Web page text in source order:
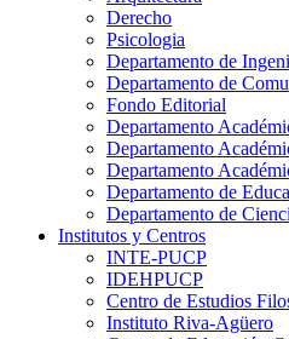
Derecho
Psicologia
Departamento de
Departamento de
Fondo Editorial
Departamento
Departamento
Departamento
Departamento de
Departamento de
Institutos y Centros
INTE-PUCP
IDEHPUCP
Centro de Estudios
Instituto Riva-Agüero